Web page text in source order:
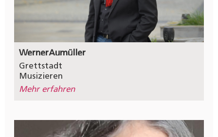
WernerAumüller
Grettstadt
Musizieren
Mehr erfahren